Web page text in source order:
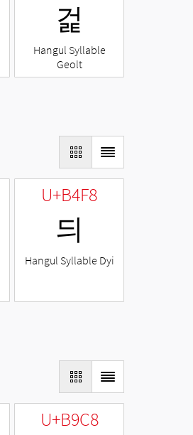
걽
Hangul Syllable
Geolt
U+B4F8
듸
Hangul Syllable Dyi
U+B9C8